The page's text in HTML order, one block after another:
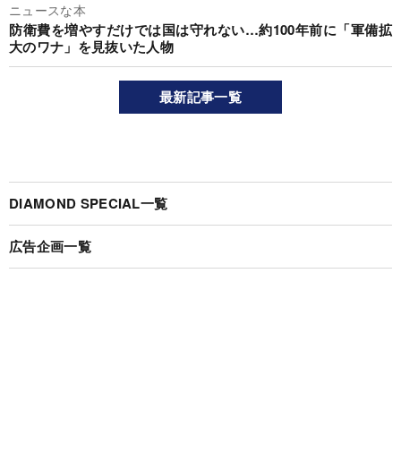
ニュースな本
防衛費を増やすだけでは国は守れない…約100年前に「軍備拡
大のワナ」を見抜いた人物
最新記事一覧
DIAMOND SPECIAL一覧
広告企画一覧